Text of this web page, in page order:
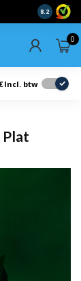
Gratis
8.2
0
Incl. btw
Plat